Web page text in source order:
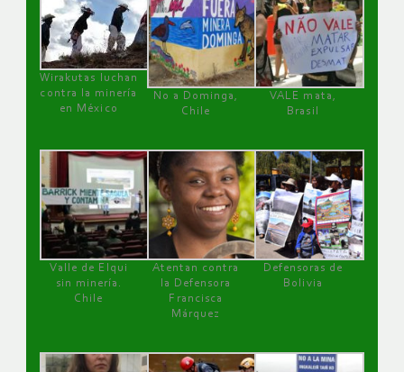
Wirakutas luchan
contra la minería
en México
No a Dominga,
Chile
VALE mata,
Brasil
Valle de Elqui
sin minería.
Chile
Atentan contra
la Defensora
Francisca
Márquez
Defensoras de
Bolivia